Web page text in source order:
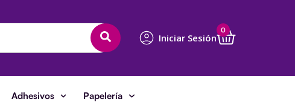
Iniciar Sesión
0
Cart
Adhesivos Papelería